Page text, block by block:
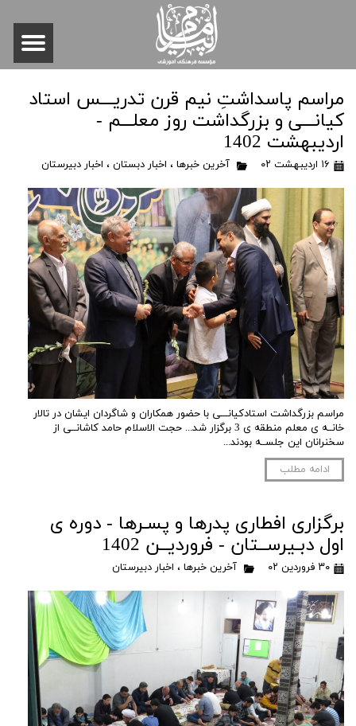
مراسم پاسداشتِ نیم قرن تدریـــس استاد
کیانـــی و بزرگداشت روز معلـــم -
اردیبهشت 1402
۱۶ اردیبهشت ۰۲ آخرین خبرها ، اخبار دبستان ، اخبار دبیرستان
مراسم بزرگداشت استادکیانـــی با حضور همکاران و شاگردان ایشان در تالار
خانــه ی معلم منطقه ی 3 برگزار شد... حجت الاسلام حامد کاشانــی از
سخنرانان این جلســه بودند...
ادامه مطلب
برگزاری افطاری پدرها و پسـرها - دوره ی
اول دبـیرســتان - فروردیــن 1402
۳۰ فروردین ۰۲ آخرین خبرها ، اخبار دبیرستان